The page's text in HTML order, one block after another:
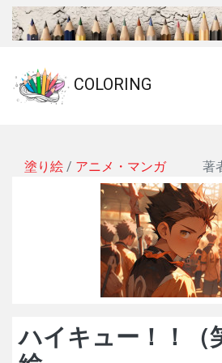
COLORING
塗り絵 / アニメ・マンガ 著
ハイキュー！！（